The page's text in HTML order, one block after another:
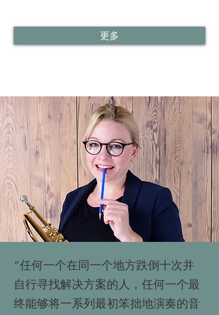
更多
“任何一个在同一个地方跌倒十次并
自行寻找解决方案的人，任何一个最
终能够将一系列最初笨拙地演奏的音